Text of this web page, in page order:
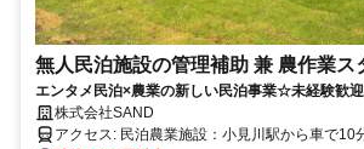
無人民泊施設の管理補助 兼 農作業ス
エンタメ民泊×農業の新しい民泊事業☆未経験歓
販売から広告まで幅広くお仕事◎
株式会社SAND
アクセス: 民泊農業施設：小見川駅から車で10